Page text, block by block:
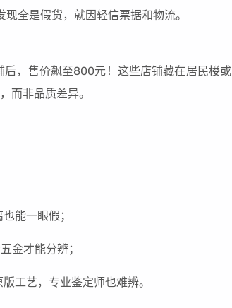
全是假货，就因轻信票据和物流。
后，售价飙至800元！这些店铺藏在居民楼或
而非品质差异。
能一眼假；
金才能分辨；
工艺，专业鉴定师也难辨。